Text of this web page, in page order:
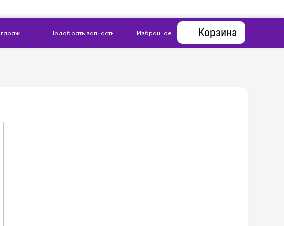
Корзина